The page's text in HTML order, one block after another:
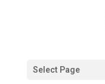
Select Page